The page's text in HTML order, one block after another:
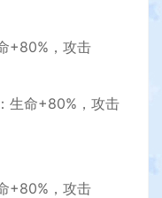
+80%，攻击
生命+80%，攻击
+80%，攻击